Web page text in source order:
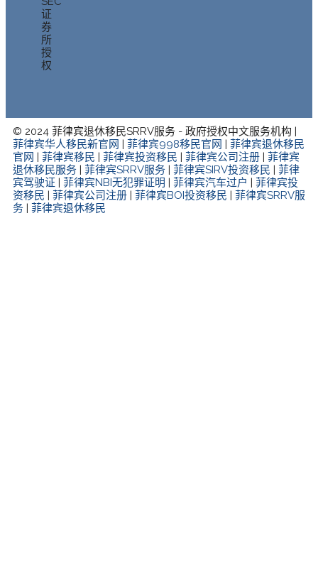
证
券
所
授
权
© 2024 菲律宾退休移民SRRV服务 - 政府授权中文服务机构 |
菲律宾华人移民新官网 | 菲律宾998移民官网 | 菲律宾退休移民
官网 | 菲律宾移民 | 菲律宾投资移民 | 菲律宾公司注册 | 菲律宾
退休移民服务 | 菲律宾SRRV服务 | 菲律宾SIRV投资移民 | 菲律
宾驾驶证 | 菲律宾NBI无犯罪证明 | 菲律宾汽车过户 | 菲律宾投
资移民 | 菲律宾公司注册 | 菲律宾BOI投资移民 | 菲律宾SRRV服
务 | 菲律宾退休移民